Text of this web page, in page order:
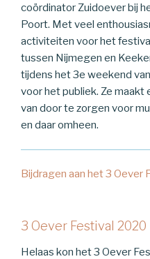
coördinator Zuidoever bij
Poort. Met veel
activiteiten voor het
tussen Nijmegen en
tijdens het 3e weekend
voor het publiek. Ze
van door te zorgen voor
en daar omheen.
Bijdragen aan het 3 Oever
3 Oever Festival 2020
Helaas kon het 3 Oever